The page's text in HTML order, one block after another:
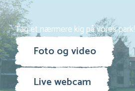
Tag et nærmere kig på vores park!
Foto og video
Live webcam